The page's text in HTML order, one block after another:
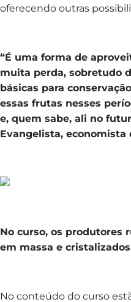
oferecendo outras
“É uma forma de
muita perda, sobretudo
básicas para
essas frutas nesses
e, quem sabe, ali no
Evangelista,
No curso, os produtores
em massa e
No conteúdo do curso